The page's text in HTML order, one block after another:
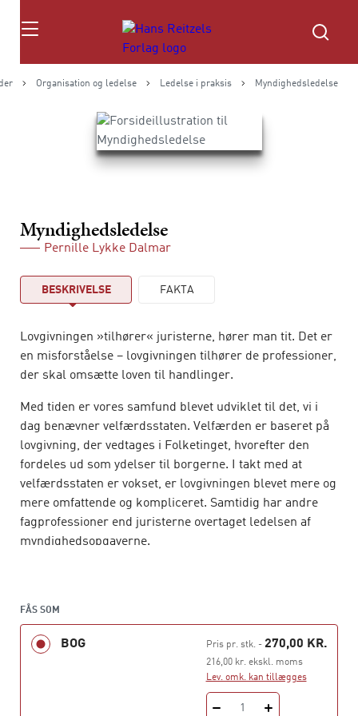
Søg
Organisation og ledelse Ledelse i praksis Myndighedsledelse
Myndighedsledelse
Pernille Lykke Dalmar
BESKRIVELSE FAKTA
Lovgivningen »tilhører« juristerne, hører man tit. Det er
en misforståelse – lovgivningen tilhører de professioner,
der skal omsætte loven til handlinger.
Med tiden er vores samfund blevet udviklet til det, vi i
dag benævner velfærdsstaten. Velfærden er baseret på
lovgivning, der vedtages i Folketinget, hvorefter den
fordeles ud som ydelser til borgerne. I takt med at
velfærdsstaten er vokset, er lovgivningen blevet mere og
mere omfattende og kompliceret. Samtidig har andre
fagprofessioner end juristerne overtaget ledelsen af
myndighedsopgaverne.
og forståelse for vores demokratiske systems opfattelse
af kerneopgaven i myndighedslederens arbejde. Bogen
skal give myndighedslederen redskaber til at italesætte
og anvende sin viden om kerneopgaven i sin daglige
fagprofessionelle introduceres til et perspektiv på
FÅS SOM
BOG Pris pr. stk.- 270,00 KR.
216,00 kr. ekskl. moms
Lev. omk. kan tillægges
1